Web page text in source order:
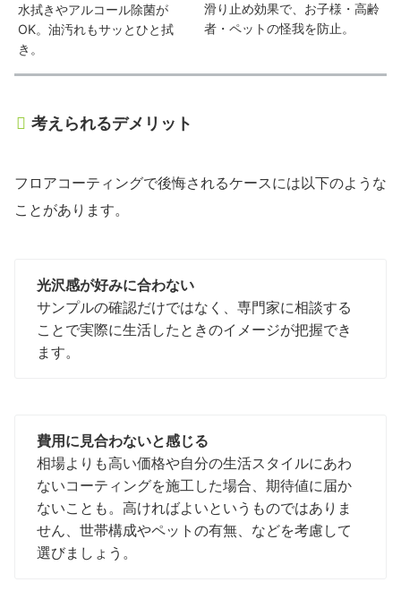
水拭きやアルコール除菌が
OK。油汚れもサッとひと拭
き。
滑り止め効果で、お子様・高齢
者・ペットの怪我を防止。
考えられるデメリット
フロアコーティングで後悔されるケースには以下のような
ことがあります。
光沢感が好みに合わない
サンプルの確認だけではなく、専門家に相談する
ことで実際に生活したときのイメージが把握でき
ます。
費用に見合わないと感じる
相場よりも高い価格や自分の生活スタイルにあわ
ないコーティングを施工した場合、期待値に届か
ないことも。高ければよいというものではありま
せん、世帯構成やペットの有無、などを考慮して
選びましょう。